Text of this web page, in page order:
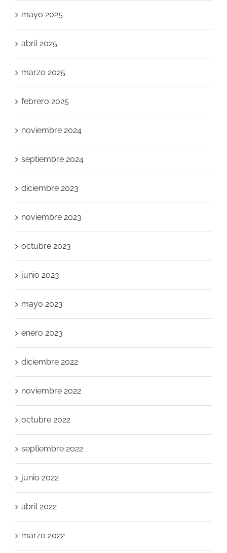
mayo 2025
abril 2025
marzo 2025
febrero 2025
noviembre 2024
septiembre 2024
diciembre 2023
noviembre 2023
octubre 2023
junio 2023
mayo 2023
enero 2023
diciembre 2022
noviembre 2022
octubre 2022
septiembre 2022
junio 2022
abril 2022
marzo 2022